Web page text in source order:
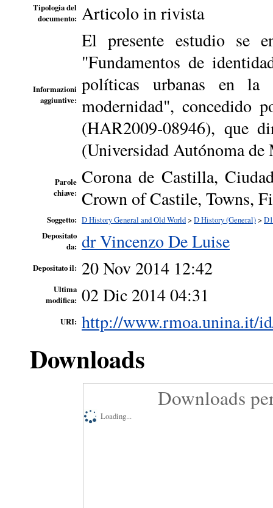
Tipologia del
documento: Articolo in rivista
Informazioni
aggiuntive:
El presente estudio se
"Fundamentos de
políticas urbanas en
modernidad", concedido
(HAR2009-08946), que
(Universidad Autónoma de
Parole
chiave:
Corona de Castilla,
Crown of Castile, Towns,
Soggetto: D History General and Old World> D History (General)>
Depositato
da: dr Vincenzo De Luise
Depositato il: 20 Nov 2014 12:42
Ultima
modifica: 02 Dic 2014 04:31
URI: http://www.rmoa.unina.it/
Downloads
Downloads
Loading...